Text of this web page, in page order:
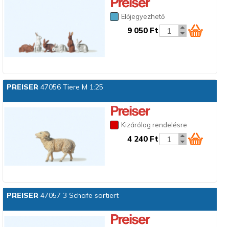
Előjegyezhető
9 050 Ft
PREISER47056 Tiere M 1:25
Kizárólag rendelésre
4 240 Ft
PREISER47057 3 Schafe sortiert